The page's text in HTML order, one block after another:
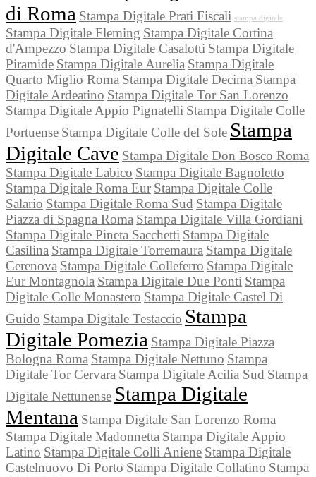
di Roma Stampa Digitale Prati Fiscali stampa digitale
Stampa Digitale Fleming Stampa Digitale Cortina
d'Ampezzo Stampa Digitale Casalotti Stampa Digitale
Piramide Stampa Digitale Aurelia Stampa Digitale
Quarto Miglio Roma Stampa Digitale Decima Stampa
Digitale Ardeatino Stampa Digitale Tor San Lorenzo
Stampa Digitale Appio Pignatelli Stampa Digitale Colle
Portuense Stampa Digitale Colle del Sole Stampa
Digitale Cave Stampa Digitale Don Bosco Roma
Stampa Digitale Labico Stampa Digitale Bagnoletto
Stampa Digitale Roma Eur Stampa Digitale Colle
Salario Stampa Digitale Roma Sud Stampa Digitale
Piazza di Spagna Roma Stampa Digitale Villa Gordiani
Stampa Digitale Pineta Sacchetti Stampa Digitale
Casilina Stampa Digitale Torremaura Stampa Digitale
Cerenova Stampa Digitale Colleferro Stampa Digitale
Eur Montagnola Stampa Digitale Due Ponti Stampa
Digitale Colle Monastero Stampa Digitale Castel Di
Guido Stampa Digitale Testaccio Stampa
Digitale Pomezia Stampa Digitale Piazza
Bologna Roma Stampa Digitale Nettuno Stampa
Digitale Tor Cervara Stampa Digitale Acilia Sud Stampa
Digitale Nettunense Stampa Digitale
Mentana Stampa Digitale San Lorenzo Roma
Stampa Digitale Madonnetta Stampa Digitale Appio
Latino Stampa Digitale Colli Aniene Stampa Digitale
Castelnuovo Di Porto Stampa Digitale Collatino Stampa